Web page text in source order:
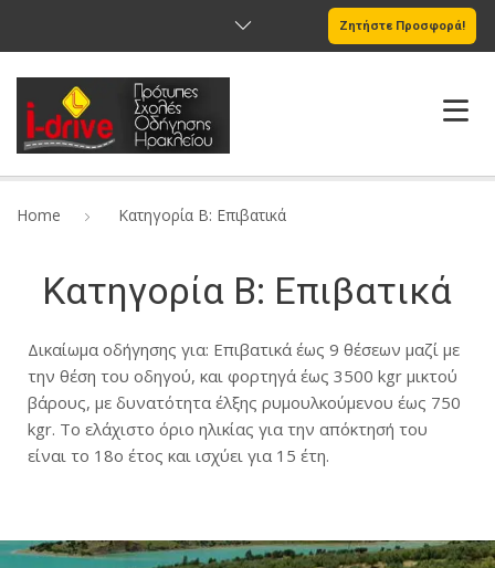
Ζητήστε Προσφορά!
ΔΙΠΛΩΜΑΤΑ ΟΔΗΓΗΣΗΣ
ΟΔΙΚΗ ΑΣΦΑΛΕΙΑ
ΕΠΙΚΟΙΝΩΝΙΑ
BLOG
Home Κατηγορία Β: Επιβατικά
Κατηγορία Β: Επιβατικά
Δικαίωμα οδήγησης για: Επιβατικά έως 9 θέσεων μαζί με
την θέση του οδηγού, και φορτηγά έως 3500 kgr μικτού
βάρους, με δυνατότητα έλξης ρυμουλκούμενου έως 750
kgr. Το ελάχιστο όριο ηλικίας για την απόκτησή του
είναι το 18ο έτος και ισχύει για 15 έτη.